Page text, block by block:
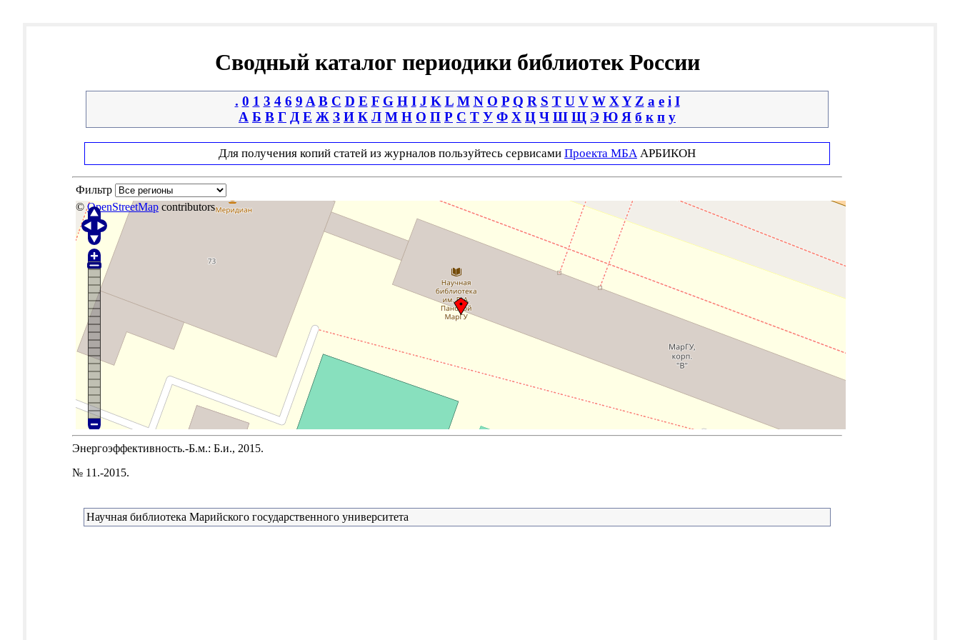
Сводный каталог периодики библиотек России
. 0 1 3 4 6 9 A B C D E F G H I J K L M N O P Q R S T U V W X Y Z a e i І
А Б В Г Д Е Ж З И К Л М Н О П Р С Т У Ф Х Ц Ч Ш Щ Э Ю Я б к п у
Для получения копий статей из журналов пользуйтесь сервисами Проекта МБА АРБИКОН
Фильтр
©OpenStreetMap contributors
Энергоэффективность.-Б.м.: Б.и., 2015.
№ 11.-2015.
Научная библиотека Марийского государственного университета